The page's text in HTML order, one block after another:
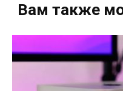
Вам также